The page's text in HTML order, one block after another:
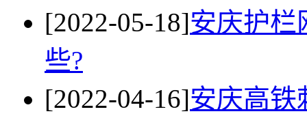
[2022-05-18]安庆护栏
些?
[2022-04-16]安庆高铁